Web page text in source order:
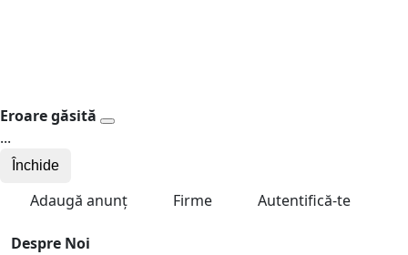
Eroare găsită
...
Închide
Adaugă anunț Firme Autentifică-te
Despre Noi